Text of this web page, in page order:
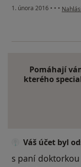
1. února 2016 • • • podle
Pomáhají
kterého
Váš účet byl
s paní